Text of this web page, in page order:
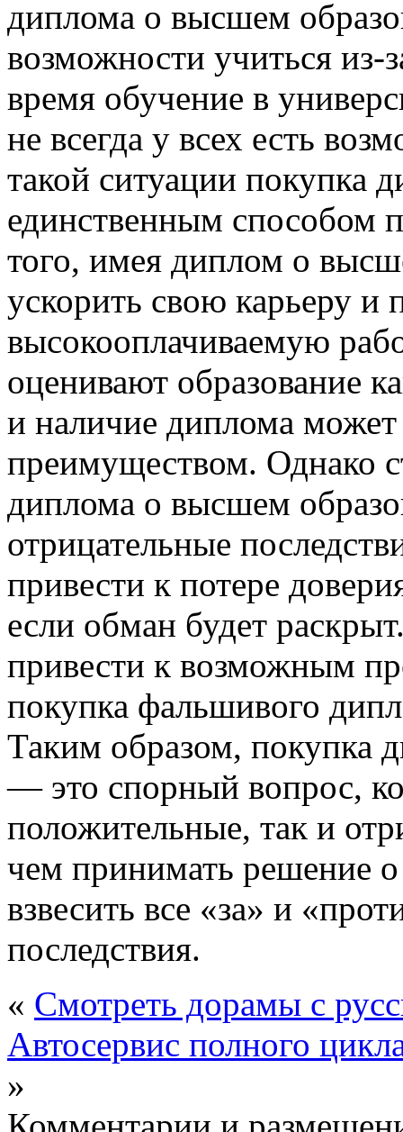
диплома о высшем
возможности учиться
время обучение в
не всегда у всех есть
такой ситуации покупка
единственным способом
того, имея диплом о
ускорить свою карьеру и
высокооплачиваемую
оценивают образование
и наличие диплома
преимуществом. Однако
диплома о высшем
отрицательные
привести к потере
если обман будет
привести к возможным
покупка фальшивого
Таким образом, покупка
— это спорный вопрос,
положительные, так и
чем принимать решение
взвесить все «за» и
последствия.
« Смотреть дорамы с
Автосервис полного
»